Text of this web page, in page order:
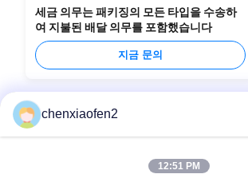
세금 의무는 패키징의 모든 타입을 수송하
여 지불된 배달 의무를 포함했습니다
지금 문의
chenxiaofen2
12:51 PM